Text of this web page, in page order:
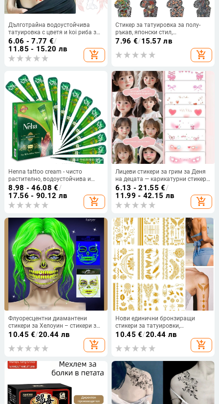
Дълготрайна водоустойчива
татуировка с цветя и koi риба за
ръката
6.06 - 7.77 €/
11.85 - 15.20 лв
add_shopping_cart
Стикер за татуировка за полу-
ръкав, японски стил,
водоустойчив и износоустойчив,
7.96 €/15.57 лв
add_shopping_cart
Henna tattoo cream - чисто
растително, водоустойчива и
дълготрайна татуировка за тяло,
ръчна изработка, 12 броя, 300 g,
телесен кафяв оттенък
8.98 - 46.08 €/
17.56 - 90.12 лв
add_shopping_cart
Лицеви стикери за грим за Деня
на децата — карикатурни стикери
за сценични изпълнения, сладки
татуировки с руж за лица за
ученици от началното училище
6.13 - 21.55 €/
11.99 - 42.15 лв
add_shopping_cart
Флуоресцентни диамантени
стикери за Хелоуин – стикери за
лице и вежи с кристали и смолни
10.45 €/20.44 лв
add_shopping_cart
Нови единични бронзиращи
стикери за татуировки,
подходящи за симулация на
пренос на вода, европейски и
американски трансгранични,
плажно парти
10.45 €/20.44 лв
add_shopping_cart